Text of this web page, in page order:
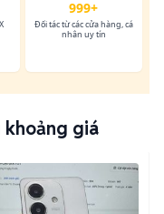
999+
Đối tác từ các cửa hàng, cá
nhân uy tín
khoảng giá